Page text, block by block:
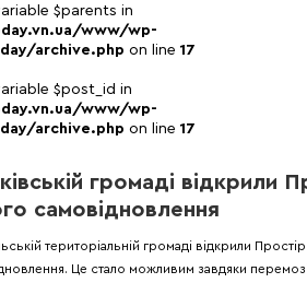
$parents in
www/wp-
archive.php on line 17
$post_id in
www/wp-
archive.php on line 17
громаді відкрили
самовідновлення
територіальній громаді відкрили Простір
Це стало можливим завдяки